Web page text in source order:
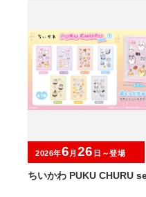
ちいかわ PUKU CHURU
2026年6 月 26 日～登場